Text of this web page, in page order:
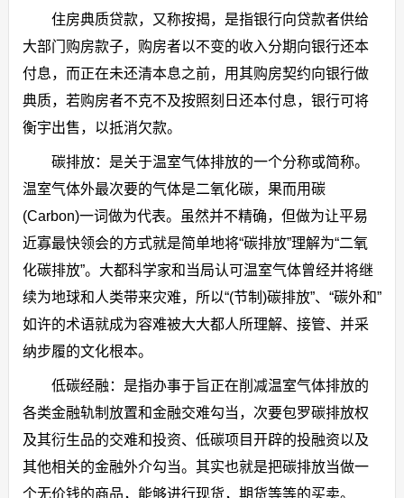
住房典质贷款，又称按揭，是指银行向贷款者供给
大部门购房款子，购房者以不变的收入分期向银行还本
付息，而正在未还清本息之前，用其购房契约向银行做
典质，若购房者不克不及按照刻日还本付息，银行可将
衡宇出售，以抵消欠款。
碳排放：是关于温室气体排放的一个分称或简称。
温室气体外最次要的气体是二氧化碳，果而用碳
(Carbon)一词做为代表。虽然并不精确，但做为让平易
近寡最快领会的方式就是简单地将“碳排放”理解为“二氧
化碳排放”。大都科学家和当局认可温室气体曾经并将继
续为地球和人类带来灾难，所以“(节制)碳排放”、“碳外和”
如许的术语就成为容难被大大都人所理解、接管、并采
纳步履的文化根本。
低碳经融：是指办事于旨正在削减温室气体排放的
各类金融轨制放置和金融交难勾当，次要包罗碳排放权
及其衍生品的交难和投资、低碳项目开辟的投融资以及
其他相关的金融外介勾当。其实也就是把碳排放当做一
个无价钱的商品，能够进行现货，期货等等的买卖。